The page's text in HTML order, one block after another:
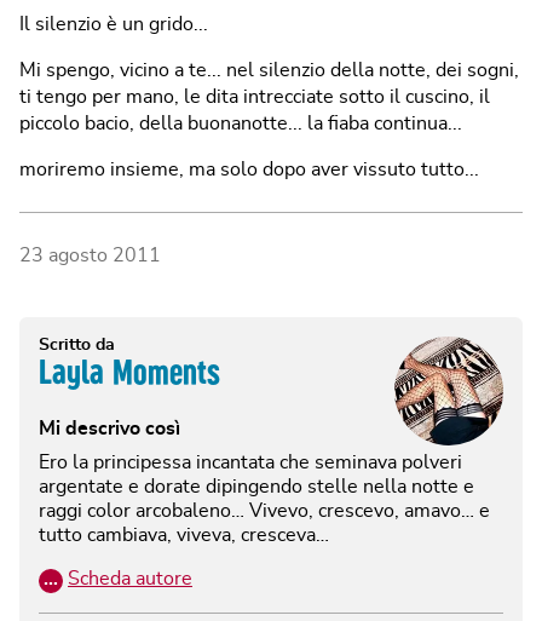
Il silenzio è un grido...
Mi spengo, vicino a te... nel silenzio della notte, dei sogni,
ti tengo per mano, le dita intrecciate sotto il cuscino, il
piccolo bacio, della buonanotte... la fiaba continua...
moriremo insieme, ma solo dopo aver vissuto tutto...
23 agosto 2011
Scritto da
Layla Moments
Mi descrivo così
Ero la principessa incantata che seminava polveri
argentate e dorate dipingendo stelle nella notte e
raggi color arcobaleno… Vivevo, crescevo, amavo… e
tutto cambiava, viveva, cresceva…
… Scheda autore